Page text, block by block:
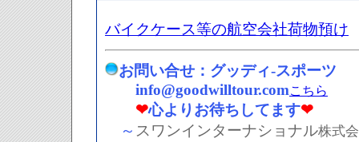
バイクケース等の航空会社荷物預け
お問い合せ：グッディ-スポーツ
info@goodwilltour.comこちら
❤心よりお待ちしてます❤
～ スワンインターナショナル株式